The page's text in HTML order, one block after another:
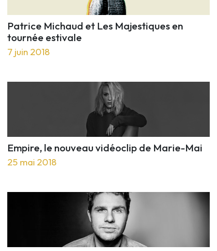
Patrice Michaud et Les Majestiques en
tournée estivale
7 juin 2018
Empire, le nouveau vidéoclip de Marie-Mai
25 mai 2018